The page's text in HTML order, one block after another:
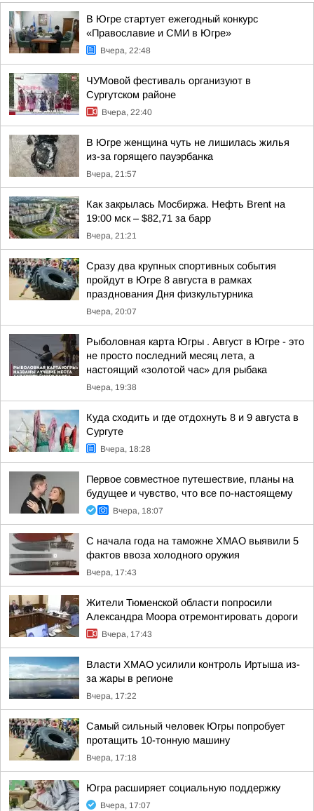
В Югре стартует ежегодный конкурс
«Православие и СМИ в Югре»
Вчера, 22:48
ЧУМовой фестиваль организуют в
Сургутском районе
Вчера, 22:40
В Югре женщина чуть не лишилась жилья
из-за горящего пауэрбанка
Вчера, 21:57
Как закрылась Мосбиржа. Нефть Brent на
19:00 мск – $82,71 за барр
Вчера, 21:21
Сразу два крупных спортивных события
пройдут в Югре 8 августа в рамках
празднования Дня физкультурника
Вчера, 20:07
Рыболовная карта Югры . Август в Югре - это
не просто последний месяц лета, а
настоящий «золотой час» для рыбака
Вчера, 19:38
Куда сходить и где отдохнуть 8 и 9 августа в
Сургуте
Вчера, 18:28
Первое совместное путешествие, планы на
будущее и чувство, что все по-настоящему
Вчера, 18:07
С начала года на таможне ХМАО выявили 5
фактов ввоза холодного оружия
Вчера, 17:43
Жители Тюменской области попросили
Александра Моора отремонтировать дороги
Вчера, 17:43
Власти ХМАО усилили контроль Иртыша из-
за жары в регионе
Вчера, 17:22
Самый сильный человек Югры попробует
протащить 10-тонную машину
Вчера, 17:18
Югра расширяет социальную поддержку
Вчера, 17:07